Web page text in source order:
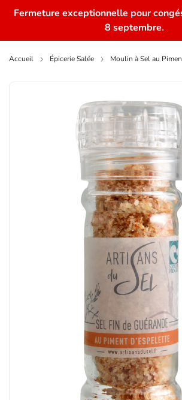
Fermeture exceptionnelle pour
8 septembre.
Accueil Épicerie Salée Moulin à Sel au